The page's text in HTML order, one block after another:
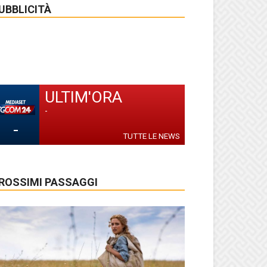
-
ULTIM'ORA
-
TUTTE LE NEWS
PASSAGGI